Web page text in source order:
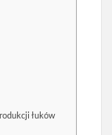
łuków